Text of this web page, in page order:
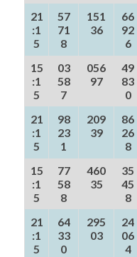
21
:1
5
57
71
8
151
36
66
92
6
15
:1
5
03
58
7
056
97
49
83
0
21
:1
5
98
23
1
209
39
86
26
8
15
:1
5
77
58
8
460
35
35
45
8
21
:1
5
64
33
0
295
03
24
06
4